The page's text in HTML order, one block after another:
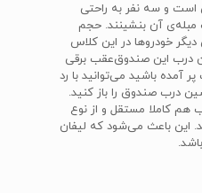
است و سه نفر به راحتی
آن بنشینند. حجم
خودروها در این کلاس
در ضمن درب این صندوق‌عقب برقی
آمده باشید می‌توانید با رد
درب صندوق را باز کنید.
کاملا مستقل و از نوع
این باعث می‌شود که لیفان